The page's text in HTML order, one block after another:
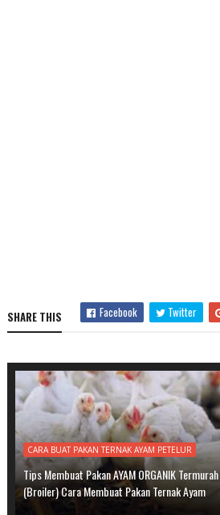
SHARE THIS Facebook Twitter
CARA BUAT PAKAN TERNAK AYAM PETELUR
Tips Membuat Pakan AYAM ORGANIK
(Broiler) Cara Membuat Pakan Ternak Ayam